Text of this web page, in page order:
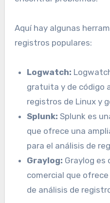
Aquí hay algunas
registros populares:
Logwatch:
gratuita y de código
registros de Linux y
Splunk: Splunk es
que ofrece una
para el análisis de
Graylog: Graylog es
comercial que
de análisis de